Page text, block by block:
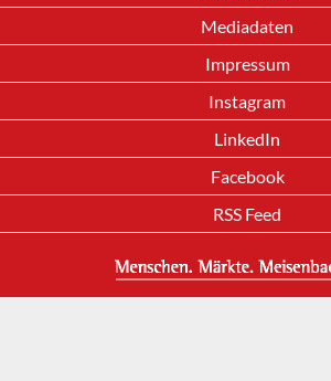
Mediadaten
Impressum
Instagram
LinkedIn
Facebook
RSS Feed